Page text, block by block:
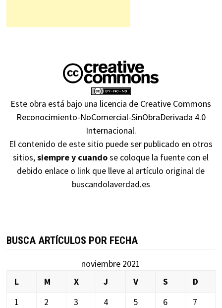
Este obra está bajo una licencia de Creative Commons
Reconocimiento-NoComercial-SinObraDerivada 4.0
Internacional.
El contenido de este sitio puede ser publicado en otros
sitios,siempre y cuandose coloque la fuente con el
debido enlace o link que lleve al artículo original de
buscandolaverdad.es
BUSCA ARTÍCULOS POR FECHA
noviembre 2021
L
M X J V S
D
1
2 3 4 5 6
7